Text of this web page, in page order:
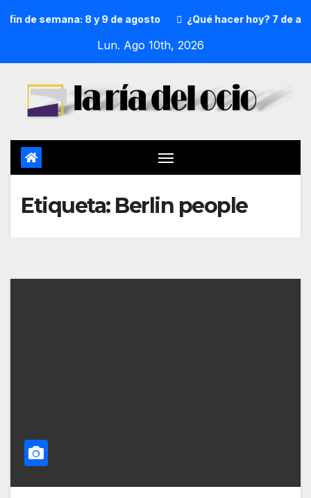
fin de semana: 8 y 9 de agosto ¿Qué hacer hoy? 7 de
Lun. Ago 10th, 2026
Etiqueta: Berlin people